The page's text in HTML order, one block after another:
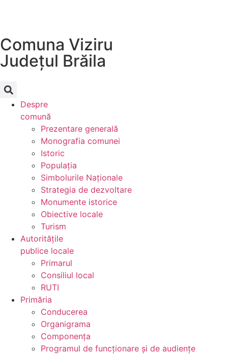
Comuna Viziru
Județul Brăila
Despre
comună
Prezentare generală
Monografia comunei
Istoric
Populația
Simbolurile Naționale
Strategia de dezvoltare
Monumente istorice
Obiective locale
Turism
Autoritățile
publice locale
Primarul
Consiliul local
RUTI
Primăria
Conducerea
Organigrama
Componența
Programul de funcționare și de audiențe